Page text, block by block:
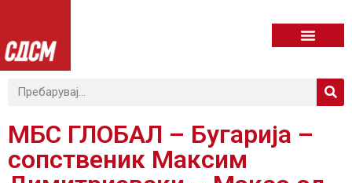
МБС ГЛОБАЛ – Бугарија –
сопственик Максим